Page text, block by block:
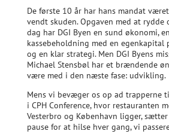
De første 10 år har hans mandat
vendt skuden. Opgaven med at rydde
dag har DGI Byen en sund økonomi,
kassebeholdning med en egenkapital
og en klar strategi. Men DGI Byens
Michael Stensbøl har et brændende
være med i den næste fase: udvikling.
Mens vi bevæger os op ad trapperne
i CPH Conference, hvor restauranten
Vesterbro og København ligger,
pause for at hilse hver gang, vi